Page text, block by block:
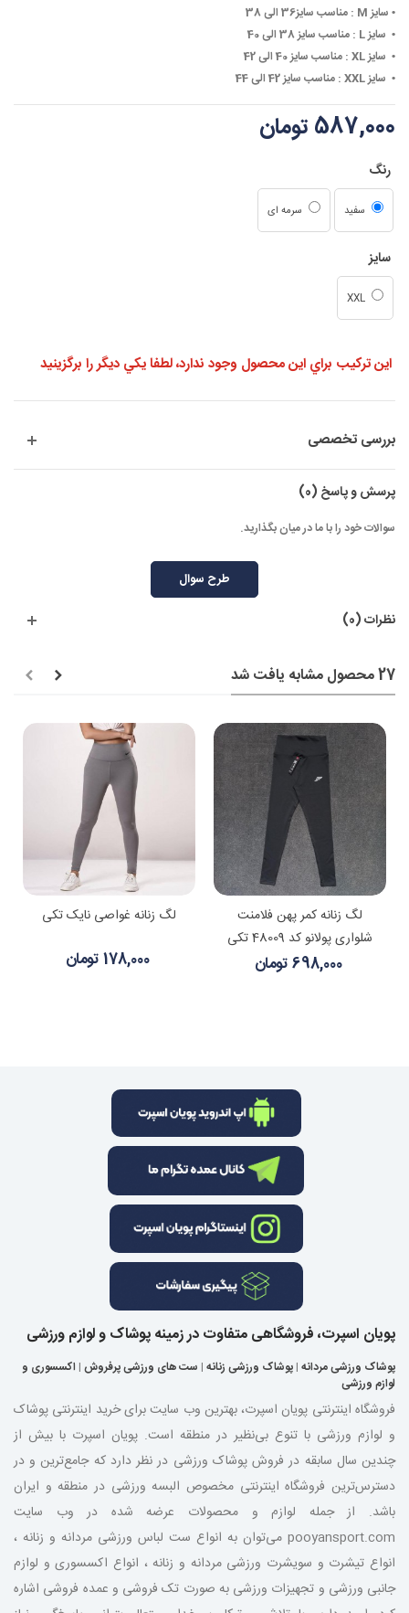
• ‏ سایز M :
مناسب سایز36 الی 38
• ‏ سایز L :
مناسب سایز 38 الی 40
• ‏ سایز XL :
مناسب سایز 40 الی 42
• ‏ سایز XXL : مناسب سایز 42 الی 44
587,000 تومان
رنگ
سفید سرمه ای
سایز
XXL
اين تركيب براي اين محصول وجود ندارد، لطفا يكي ديگر را برگزينيد
بررسی تخصصی
پرسش و پاسخ (0)
سوالات خود را با ما در میان بگذارید.
طرح سوال
نظرات (0)
27 محصول مشابه یافت شد
لگ زنانه غواصی نایک تکی
178,000 تومان
لگ زنانه کمر پهن فلامنت
شلواری پولانو کد 48009 تکی
698,000 تومان
پویان اسپرت، فروشگاهی متفاوت در زمینه پوشاک و لوازم ورزشی
پوشاک ورزشی مردانه | پوشاک ورزشی زنانه | ست های ورزشی پرفروش | اکسسوری و
لوازم ورزشی
فروشگاه اینترنتی پویان اسپرت، بهترین وب سایت برای خرید اینترنتی پوشاک
و لوازم ورزشی با تنوع بی‌نظیر در منطقه است. پویان اسپرت با بیش از
چندین سال سابقه در فروش پوشاک ورزشی در نظر دارد که جامع‌ترین و در
دسترس‌ترین فروشگاه اینترنتی مخصوص البسه ورزشی در منطقه و ایران
باشد. از جمله لوازم و محصولات عرضه شده در وب سایت
pooyansport.com می‌توان به انواع ست لباس ورزشی مردانه و زنانه ،
انواع تیشرت و سویشرت ورزشی مردانه و زنانه ، انواع اکسسوری و لوازم
جانبی ورزشی و تجهیزات ورزشی به صورت تک فروشی و عمده فروشی اشاره